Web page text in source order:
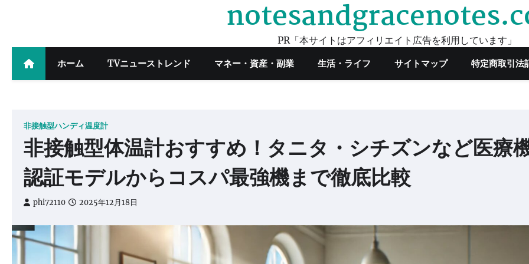
PR「本サイトはアフィリエイト広告を利用しています」
ホーム TVニューストレンド マネー・資産・副業 生活・ライフ サイトマップ 特定商取引法
非接触型ハンディ温度計
非接触型体温計おすすめ！タニタ・シチズンなど医療
認証モデルからコスパ最強機まで徹底比較
phi72110 2025年12月18日